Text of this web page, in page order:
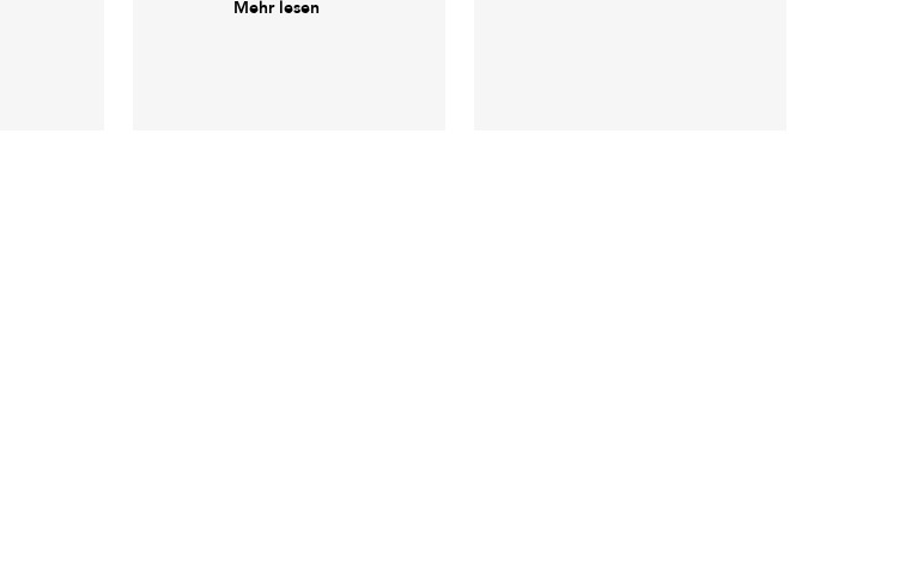
Mehr lesen